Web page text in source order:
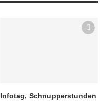
Infotag, Schnupperstunden